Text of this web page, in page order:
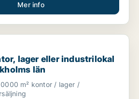
Mer info
eller industrilokal till salu i
lager eller industrilokal
län
m² kontor / lager /